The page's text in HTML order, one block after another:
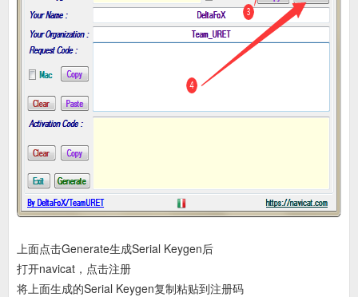
上面点击Generate生成Serial Keygen后
打开navicat，点击注册
将上面生成的Serial Keygen复制粘贴到注册码